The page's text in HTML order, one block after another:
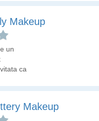
de
Makeup
un
ca
Makeup